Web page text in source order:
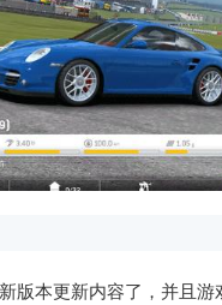
版本更新内容了，并且游